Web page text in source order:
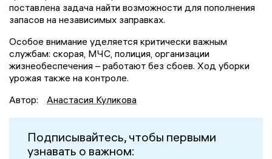
поставлена задача найти возможности для пополнения
запасов на независимых заправках.
Особое внимание уделяется критически важным
службам: скорая, МЧС, полиция, организации
жизнеобеспечения – работают без сбоев. Ход уборки
урожая также на контроле.
Автор:
Анастасия Куликова
Подписывайтесь, чтобы первыми
узнавать о важном: